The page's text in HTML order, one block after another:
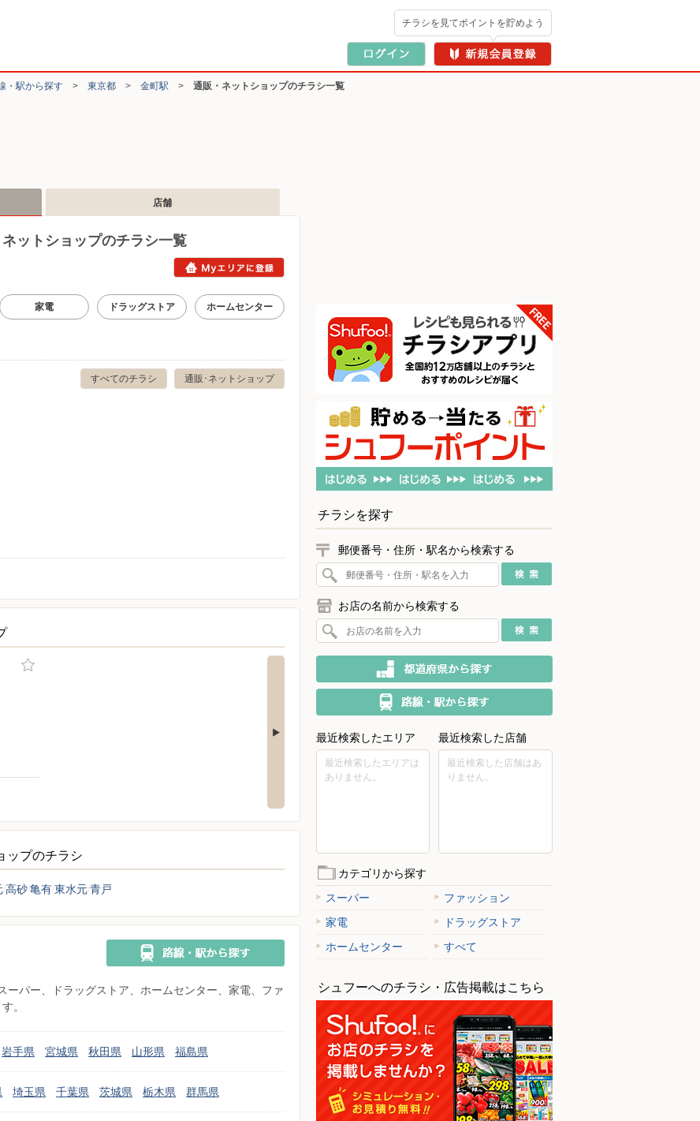
チラシを見てポイントを貯めよう
・駅から探す > 東京都 > 金町駅 > 通販・ネットショップのチラシ一覧
店舗
ットショップのチラシ一覧
家電 ドラッグストア ホームセンター
通販･ネットショップ
すべてのチラシ
ップのチラシ
高砂亀有東水元青戸
ーパー、ドラッグストア、ホームセンター、家電、ファ
。
岩手県 宮城県 秋田県 山形県 福島県
埼玉県 千葉県 茨城県 栃木県 群馬県
チラシを探す
郵便番号・住所・駅名から検索する
お店の名前から検索する
最近検索したエリア
最近検索したエリアは
ありません。
最近検索した店舗
最近検索した店舗はあ
りません。
カテゴリから探す
スーパー
ファッション
家電
ドラッグストア
ホームセンター
すべて
シュフーへのチラシ・広告掲載はこちら